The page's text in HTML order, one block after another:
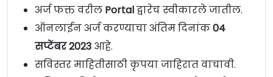
अर्ज फक्त वरील Portalद्वारेच स्वीकारले जातील.
ऑनलाईन अर्ज करण्याचा अंतिम दिनांक04
सप्टेंबर 2023 आहे.
सविस्तर माहितीसाठी कृपया जाहिरात वाचावी.